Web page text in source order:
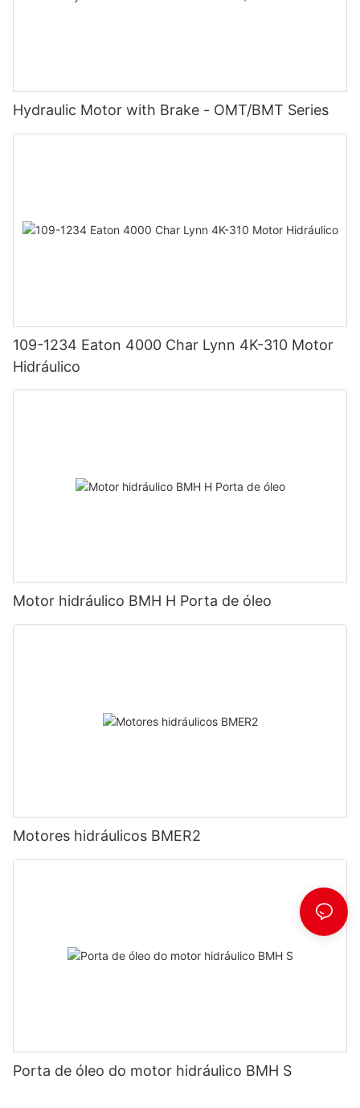
Hydraulic Motor with Brake - OMT/BMT Series
109-1234 Eaton 4000 Char Lynn 4K-310 Motor
Hidráulico
Motor hidráulico BMH H Porta de óleo
Motores hidráulicos BMER2
Porta de óleo do motor hidráulico BMH S